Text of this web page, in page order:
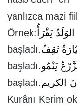
yanlızca mazi
Örnek: يَقْرَأُ
başladı.تَقِفُ
başladı.يَنْمُو
başladı.الكريم
Kurânı Kerim